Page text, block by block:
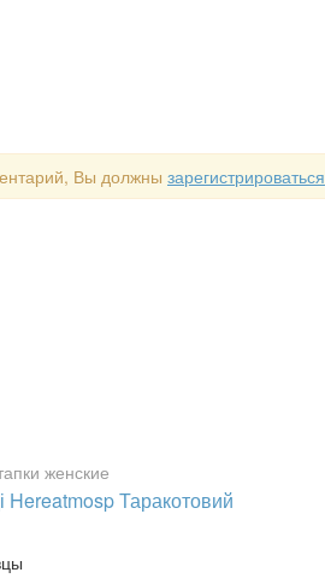
Вы должны зарегистрироваться
женские
Hereatmosp Таракотовий